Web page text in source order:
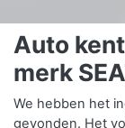
Auto
merk
We hebben het
gevonden. Het